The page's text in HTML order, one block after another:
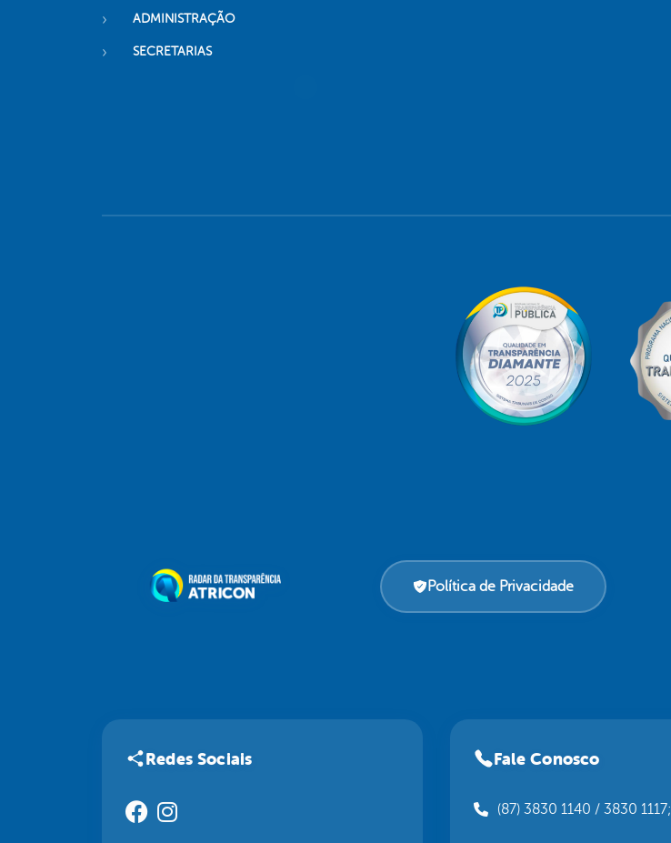
ADMINISTRAÇÃO
SECRETARIAS
Política de Privacidade
Redes Sociais Fale Conosco
(87) 3830 1140 / 3830 1117;